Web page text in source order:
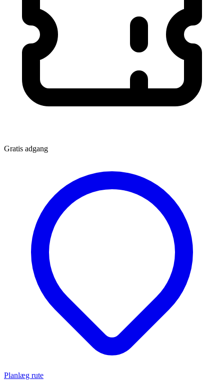
Gratis adgang
Planlæg rute